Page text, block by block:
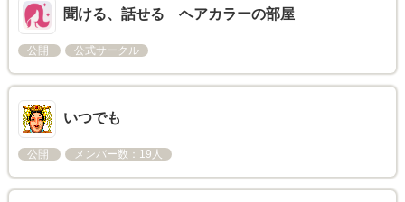
聞ける、話せる ヘアカラーの部屋
公開 公式サークル
いつでも
公開 メンバー数：19人